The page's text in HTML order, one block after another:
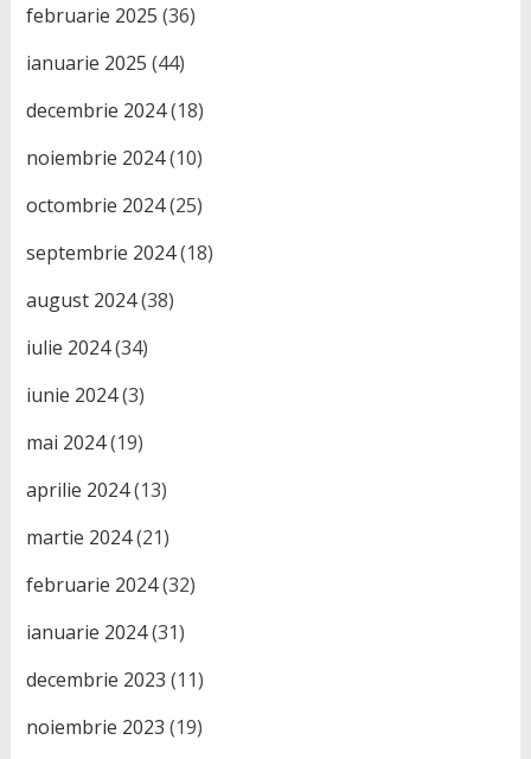
februarie 2025 (36)
ianuarie 2025 (44)
decembrie 2024(18)
noiembrie 2024(10)
octombrie 2024(25)
septembrie 2024(18)
august 2024(38)
iulie 2024(34)
iunie 2024(3)
mai 2024(19)
aprilie 2024(13)
martie 2024(21)
februarie 2024(32)
ianuarie 2024(31)
decembrie 2023 (11)
noiembrie 2023 (19)